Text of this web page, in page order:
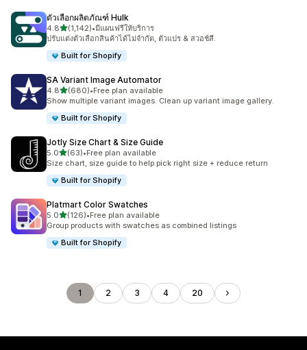
ตัวเลือกผลิตภัณฑ์ Hulk
4.8เต็ม 5 ดาว
(1,142)
ทั้งหมด 1142 รีวิว
•มีแผนฟรีให้บริการ
ปรับแต่งตัวเลือกสินค้าได้ไม่จำกัด, ตัวแปร & สวอช์สี.
Built for Shopify
SA Variant Image Automator
4.8เต็ม 5 ดาว
(680)
ทั้งหมด 680 รีวิว
•Free plan available
Show multiple variant images. Clean up variant image gallery.
Built for Shopify
Jotly Size Chart & Size Guide
5.0เต็ม 5 ดาว
(63)
ทั้งหมด 63 รีวิว
•Free plan available
Size chart, size guide to help pick right size + reduce return
Built for Shopify
Platmart Color Swatches
5.0เต็ม 5 ดาว
(126)
ทั้งหมด 126 รีวิว
•Free plan available
Group products with swatches as combined listings
Built for Shopify
1 2 3 4 20